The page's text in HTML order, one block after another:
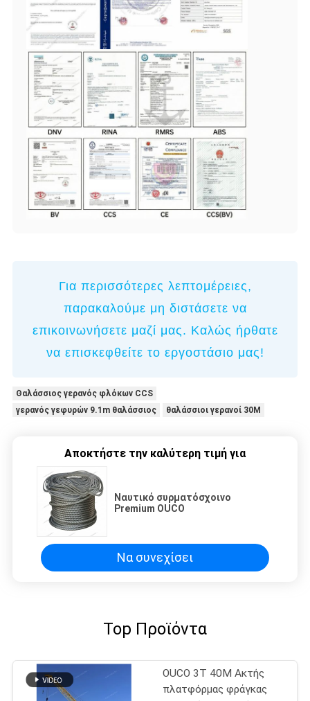
Για περισσότερες λεπτομέρειες,
παρακαλούμε μη διστάσετε να
επικοινωνήσετε μαζί μας. Καλώς ήρθατε
να επισκεφθείτε το εργοστάσιο μας!
Θαλάσσιος γερανός φλόκων CCS
γερανός γεφυρών 9.1m θαλάσσιος
θαλάσσιοι γερανοί 30M
Αποκτήστε την καλύτερη τιμή για
Ναυτικό συρματόσχοινο
Premium OUCO
Να συνεχίσει
Top Προϊόντα
OUCO 3T 40M Ακτής
πλατφόρμας φράγκας